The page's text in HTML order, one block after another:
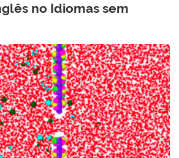
no Idiomas sem